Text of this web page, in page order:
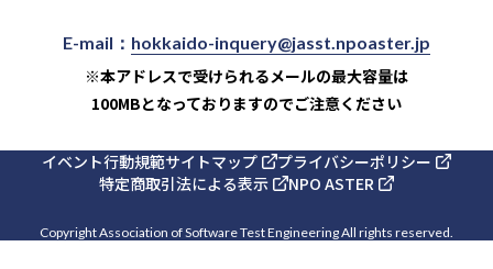
E-mail： hokkaido-inquery@jasst.npoaster.jp
※本アドレスで受けられるメールの最大容量は
100MBとなっておりますのでご注意ください
イベント行動規範サイトマップ
プライバシーポリシー
特定商取引法による表示
NPO ASTER
Copyright Association of Software Test Engineering All rights reserved.